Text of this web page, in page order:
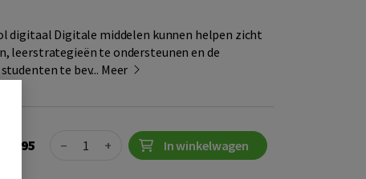
digitaal Digitale middelen kunnen helpen zicht
leerstrategieën te ondersteunen en de
te bev... Meer
34,95 Quantity
− + In winkelwagen